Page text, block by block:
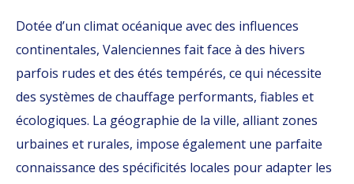
Dotée d’un climat océanique avec des influences
continentales, Valenciennes fait face à des hivers
parfois rudes et des étés tempérés, ce qui nécessite
des systèmes de chauffage performants, fiables et
écologiques. La géographie de la ville, alliant zones
urbaines et rurales, impose également une parfaite
connaissance des spécificités locales pour adapter les